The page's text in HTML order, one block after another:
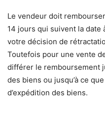
Le vendeur doit
14 jours qui suivent la date
votre décision de
Toutefois pour une vente
différer le remboursement
des biens ou jusqu’à ce
d’expédition des biens.